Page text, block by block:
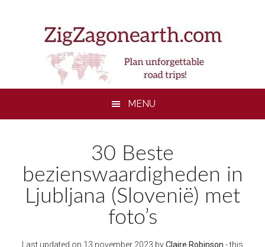
MENU
30 Beste
bezienswaardigheden in
Ljubljana (Slovenië) met
foto’s
Last updated on 13 november 2023 byClaire Robinson - this